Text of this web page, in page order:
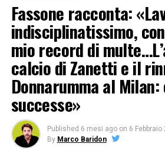
Fassone racconta:
indisciplinatissimo,
mio record di
calcio di Zanetti e il
Donnarumma al
successe»
Published 6 mesi ago on 6 Febbraio
By Marco Baridon